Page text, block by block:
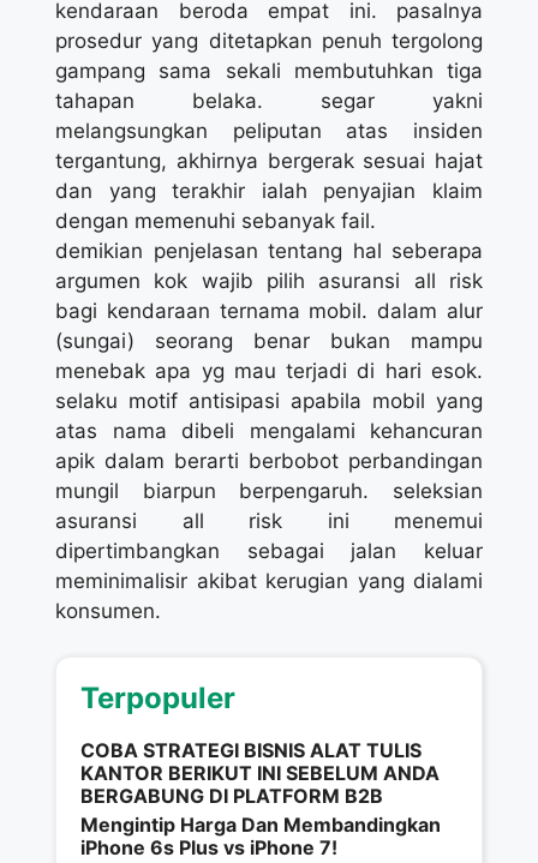
kendaraan beroda empat ini. pasalnya
prosedur yang ditetapkan penuh tergolong
gampang sama sekali membutuhkan tiga
tahapan belaka. segar yakni
melangsungkan peliputan atas insiden
tergantung, akhirnya bergerak sesuai hajat
dan yang terakhir ialah penyajian klaim
dengan memenuhi sebanyak fail.
demikian penjelasan tentang hal seberapa
argumen kok wajib pilih asuransi all risk
bagi kendaraan ternama mobil. dalam alur
(sungai) seorang benar bukan mampu
menebak apa yg mau terjadi di hari esok.
selaku motif antisipasi apabila mobil yang
atas nama dibeli mengalami kehancuran
apik dalam berarti berbobot perbandingan
mungil biarpun berpengaruh. seleksian
asuransi all risk ini menemui
dipertimbangkan sebagai jalan keluar
meminimalisir akibat kerugian yang dialami
konsumen.
Terpopuler
COBA STRATEGI BISNIS ALAT TULIS
KANTOR BERIKUT INI SEBELUM ANDA
BERGABUNG DI PLATFORM B2B
Mengintip Harga Dan Membandingkan
iPhone 6s Plus vs iPhone 7!